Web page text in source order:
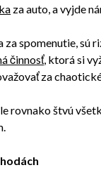
za auto, a vyjde
spomenutie, sú
činnosť, ktorá si
za
rovnako štvú